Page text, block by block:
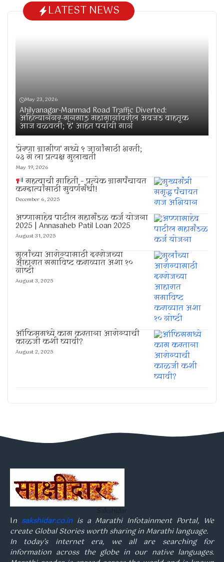
LATEST NEWS
May 23, 2026
Ahilyanagar-Manmad Road Traffic Diverted:
अहिल्यानगर-मनमाड महामार्गावरील अवजड वाहतूक
आज वळवली; ‘हे’ आहेत पर्यायी मार्ग
‘प्रेरणा ग्रामीण’ मध्ये ९ जागांसाठी भरती;
२३ मे ला प्रत्यक्ष मुलाखती
May 19, 2026
महत्वाची माहिती – प्रत्येक ग्रामपंचायत
करदात्यांसाठी सुवर्णसंधी!
December 6, 2025
अण्णासाहेब पाटील महामंडळ कर्ज योजना
2025 | Annasaheb Patil Loan 2025
August 31, 2025
मुलांच्या आरोग्यासाठी दररोजच्या
आहारात समाविष्ट कराव्यात अशा १०
गोष्टी
August 3, 2025
ऑफिसमध्ये काम करताना आरोग्याची
काळजी कशी घ्यावी?
August 2, 2025
Sakshidar
In sakshidar.co.inis a Marathi Infotainment Portal, We
create Global Stories worth sharing in Marathi language.
In today’s internet era, we all are searching for
information across the globe in our native languages.